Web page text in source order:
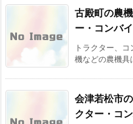
古殿町の農
ー・コンバ
トラクター、
機などの農機具
会津若松市
クター・コ